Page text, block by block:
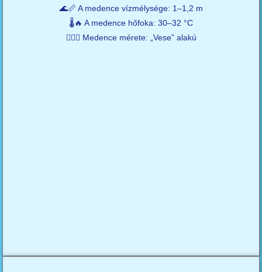
🌊📏 A medence vízmélysége: 1–1,2 m
🌡️🔥 A medence hőfoka: 30–32 °C
🏊‍♂️🥒 Medence mérete: „Vese” alakú